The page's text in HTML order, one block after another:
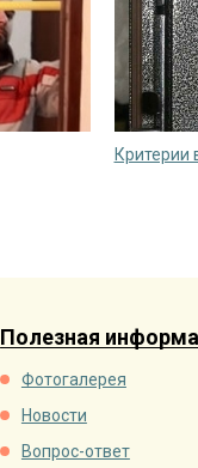
Критерии
Полезная
Фотогалерея
Новости
Вопрос-ответ